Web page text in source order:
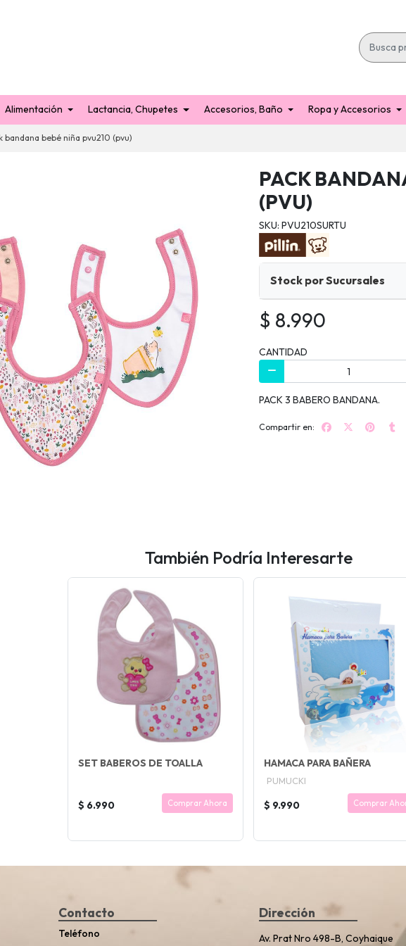
Alimentación Lactancia, Chupetes Accesorios, Baño Ropa y Accesorios
bandana bebé niña pvu210 (pvu)
PACK
(PVU)
SKU: PVU210SURTU
Stock por Sucursales
$ 8.990
CANTIDAD
PACK 3 BABERO BANDANA.
Compartir en:
También Podría Interesarte
SET BABEROS DE TOALLA
$ 6.990 Comprar Ahora
HAMACA PARA BAÑERA
PUMUCKI
$ 9.990 Comprar
Contacto
Teléfono
Dirección
Av. Prat Nro 498-B, Coyhaique